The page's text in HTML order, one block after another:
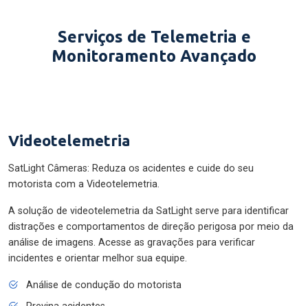
Serviços de Telemetria e
Monitoramento Avançado
Videotelemetria
SatLight Câmeras: Reduza os acidentes e cuide do seu
motorista com a Videotelemetria.
A solução de videotelemetria da SatLight serve para identificar
distrações e comportamentos de direção perigosa por meio da
análise de imagens. Acesse as gravações para verificar
incidentes e orientar melhor sua equipe.
Análise de condução do motorista